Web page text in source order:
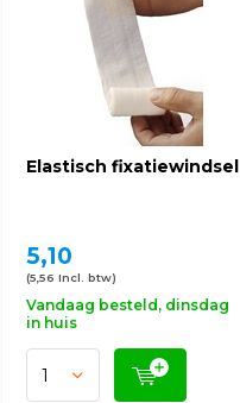
Elastisch fixatiewindsel
5,10
(5,56 Incl. btw)
Vandaag besteld, dinsdag
in huis